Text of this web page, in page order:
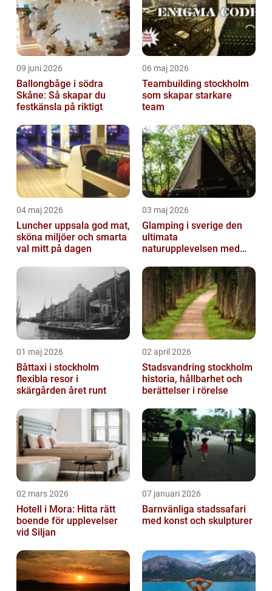
09 juni 2026
Ballongbåge i södra
Skåne: Så skapar du
festkänsla på riktigt
06 maj 2026
Teambuilding stockholm
som skapar starkare
team
04 maj 2026
Luncher uppsala god mat,
sköna miljöer och smarta
val mitt på dagen
03 maj 2026
Glamping i sverige den
ultimata
naturupplevelsen med
01 maj 2026
Båttaxi i stockholm
flexibla resor i
skärgården året runt
02 april 2026
Stadsvandring stockholm
historia, hållbarhet och
berättelser i rörelse
02 mars 2026
Hotell i Mora: Hitta rätt
boende för upplevelser
vid Siljan
07 januari 2026
Barnvänliga stadssafari
med konst och skulpturer